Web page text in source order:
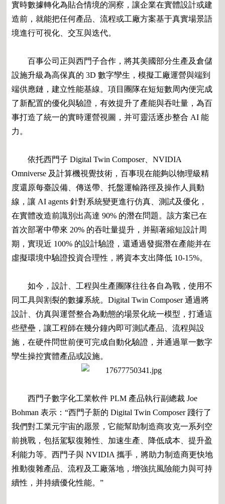
實時數據轉化為貼合情境的洞察，讓企業在實體設計或建
造前，就能把任何產品、流程或工廠方案基于真實場景語
境進行可視化、交互與迭代。
百事公司正與西門子合作，將其美國部分生產及倉儲
設施升級為高保真的 3D 數字孿生，模擬工廠運營與端到
端供應鏈，建立性能基線。項目團隊在短短數周內便完成
了新配置的優化與驗證，有效提升了產能與吞吐量，為百
事打造了統一的實時運營視圖，并可靈活逐步整合 AI 能
力。
依托西門子 Digital Twin Composer、NVIDIA
Omniverse 及計算機視覺技術，百事現在能夠以物理級精
度還原每臺設備、傳送帶、托盤運輸路徑及操作人員動
線，讓 AI agents 針對系統變更進行仿真、測試及優化，
在實體改造前識別出高達 90% 的潛在問題。該方案已在
首次部署中帶來 20% 的吞吐量提升，并顯著縮短設計周
期，實現近 100% 的設計驗證，還通過發掘潛在產能并在
虛擬環境中驗證投資合理性，將資本支出降低 10-15%。
如今，設計、工程與生產團隊往往各自為戰，使用不
同工具與割裂的數據系統。Digital Twin Composer 通過將
設計、仿真與運營整合為動態的場景化統一模型，打通這
些壁壘，讓工程師在幾分鐘內即可測試產品、流程與設
施，在硬件問世前便可完成自動化驗證，并通過單一數字
孿生操控實體產品或設施。
西門子數字化工業軟件 PLM 產品執行副總裁 Joe
Bohman 表示：“西門子新的 Digital Twin Composer 踐行了
我們對工業元宇宙的愿景，它能幫助制造商攻克一系列空
前挑戰，包括駕馭復雜性、加速生產、降低成本、提升盈
利能力等。西門子與 NVIDIA 攜手，將助力制造商更快地
推動復雜產品、流程及工廠落地，增強抗風險能力與可持
續性，并持續優化性能。”